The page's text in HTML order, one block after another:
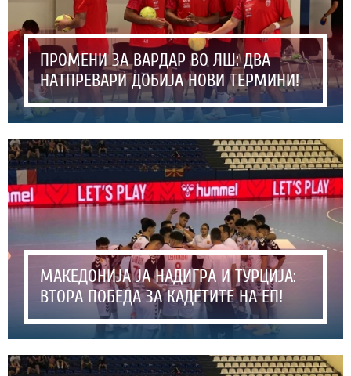
ПРОМЕНИ ЗА ВАРДАР ВО ЛШ: ДВА
НАТПРЕВАРИ ДОБИЈА НОВИ ТЕРМИНИ!
МАКЕДОНИЈА ЈА НАДИГРА И ТУРЦИЈА:
ВТОРА ПОБЕДА ЗА КАДЕТИТЕ НА ЕП!